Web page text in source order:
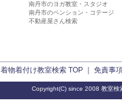
南丹市のヨガ教室・スタジオ
南丹市のペンション・コテージ
不動産屋さん検索
着物着付け教室検索TOP ｜ 免責事
Copyright(C) since 2008 教室検